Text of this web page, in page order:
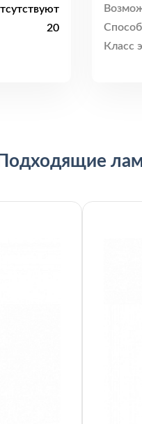
20
Класс
Подходящие